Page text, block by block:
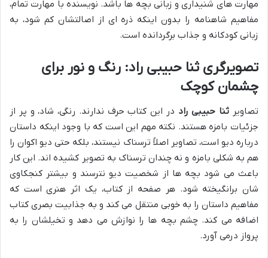
مهارت های شنیداری و زبانی بچه ها باشد. نویسنده با مهارت تمام،
مفاهیم شاهنامه را بدون اینکه ذره ای از اصالتشان کم شود، به
زبانی کودکانه و جذاب برگردانده است.
تصویرگری ثنا حبیبی راد: رنگ و نور برای
چشمان کوچک
تصاویر ثنا حبیبی راد در این کتاب حرف ندارند. رنگی، شاد، و پر از
جزئیات بامزه هستند. نکته مهم این است که با وجود اینکه داستان
درباره دیو است، تصاویر اصلاً ترسناک نیستند، بلکه حتی دیو اکوان را
هم به شکلی بامزه و نه چندان ترسناک به تصویر کشیده اند. این کار
باعث می شود بچه ها از شخصیت دیو نترسند و بیشتر کنجکاوی
شان برانگیخته شود. هر صفحه از کتاب، یک اثر هنری است که
مفاهیم داستان را به خوبی منتقل می کند و به جذابیت بصری کتاب
اضافه می کند. چشم بچه ها را نوازش می دهد و تخیلشان را به
پرواز درمی آورد.